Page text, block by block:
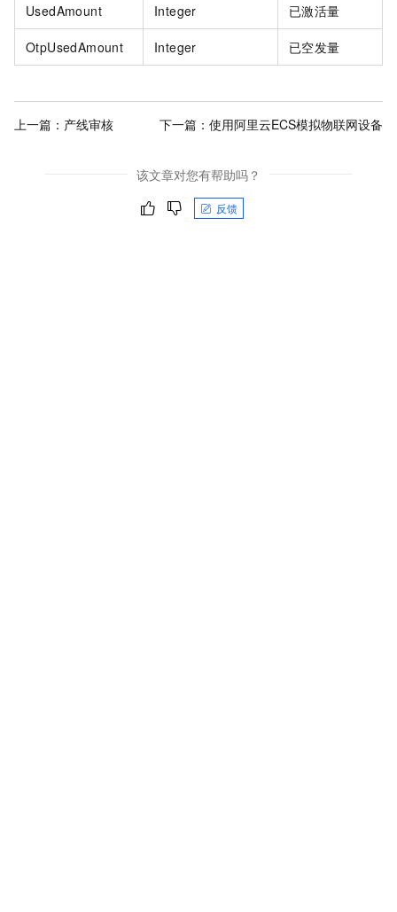
UsedAmount Integer 已激活量
OtpUsedAmount Integer 已空发量
上一篇： 产线审核 下一篇： 使用阿里云ECS模拟物联网设备
该文章对您有帮助吗？
反馈